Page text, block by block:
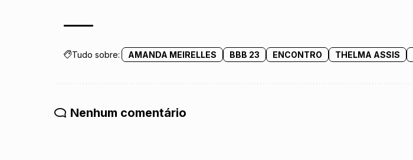
Tudo sobre: AMANDA MEIRELLES BBB 23 ENCONTRO THELMA ASSIS
Nenhum comentário